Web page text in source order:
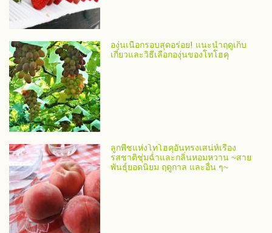
องุ่นเนื้อกรอบสุดอร่อย! แนะนำฤดูเก็บ
เกี่ยวและวิธีเลือกองุ่นของโทโฮคุ
ลูกพีชแห่งโทโฮคุอันทรงเสน่ห์เรื่อง
รสชาติชุ่มฉ่ำและกลิ่นหอมหวาน ~สาย
พันธุ์ยอดนิยม ฤดูกาล และอื่น ๆ~